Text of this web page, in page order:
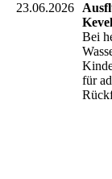
23.06.2026
Bei
für